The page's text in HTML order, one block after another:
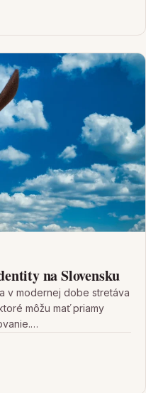
na Slovensku
v modernej dobe stretáva
môžu mať priamy